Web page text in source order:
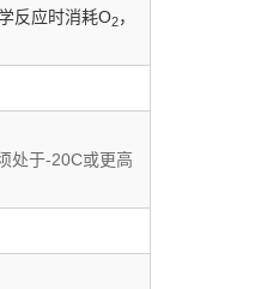
反应时消耗O2，
处于-20C或更高